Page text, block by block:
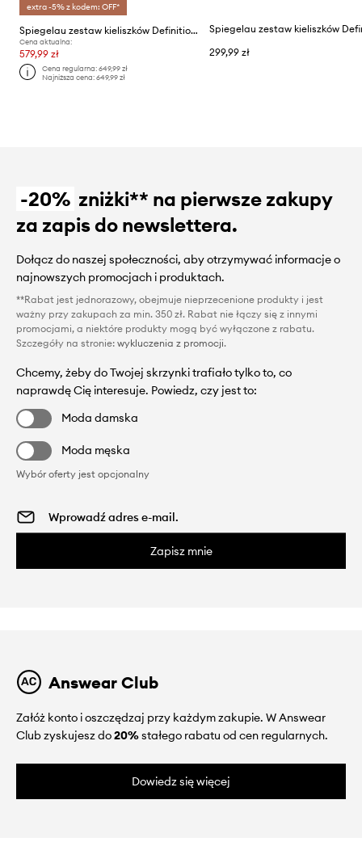
extra -5% z kodem: OFF*
Spiegelau zestaw kieliszków Definition 960 ml 6-pack
Cena aktualna:
579,99 zł
Cena regularna:649,99 zł
Najniższa cena:649,99 zł
299,99 zł
-20% zniżki** na pierwsze zakupy
za zapis do newslettera.
Dołącz do naszej społeczności, aby otrzymywać informacje o
najnowszych promocjach i produktach.
**Rabat jest jednorazowy, obejmuje nieprzecenione produkty i jest
ważny przy zakupach za min. 350 zł. Rabat nie łączy się z innymi
promocjami, a niektóre produkty mogą być wyłączone z rabatu.
Szczegóły na stronie: wykluczenia z promocji.
Chcemy, żeby do Twojej skrzynki trafiało tylko to, co
naprawdę Cię interesuje. Powiedz, czy jest to:
Moda damska
Moda męska
Wybór oferty jest opcjonalny
Zapisz mnie
Answear Club
Załóż konto i oszczędzaj przy każdym zakupie. W Answear
Club zyskujesz do20%stałego rabatu od cen regularnych.
Dowiedz się więcej